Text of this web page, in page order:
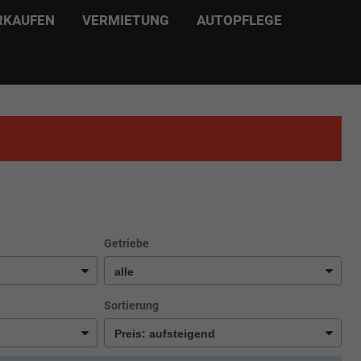
VERMIETUNG AUTOPFLEGE
Getriebe
Sortierung